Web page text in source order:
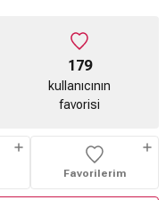
179
kullanıcının
favorisi
Favorilerim